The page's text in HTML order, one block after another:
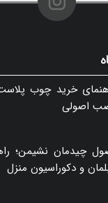
خرید چوب پلاست
اصولی
چیدمان نشیمن؛
و دکوراسیون منزل